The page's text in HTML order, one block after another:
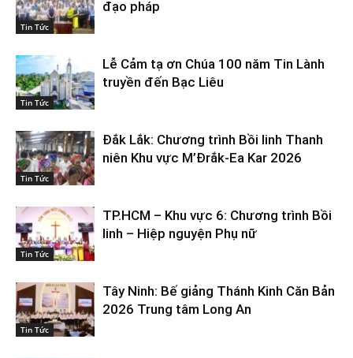
Tin Tức
đạo pháp
Tin Tức
Lễ Cảm tạ ơn Chúa 100 năm Tin Lành
truyền đến Bạc Liêu
Tin Tức
Đắk Lắk: Chương trình Bồi linh Thanh
niên Khu vực M’Đrắk-Ea Kar 2026
Tin Tức
TP.HCM – Khu vực 6: Chương trình Bồi
linh – Hiệp nguyện Phụ nữ
Tin Tức
Tây Ninh: Bế giảng Thánh Kinh Căn Bản
2026 Trung tâm Long An